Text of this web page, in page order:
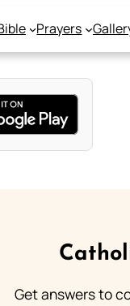
Prayers
Get answers to